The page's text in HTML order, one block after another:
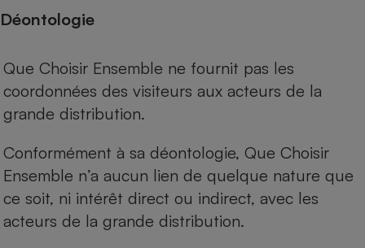
Déontologie
Que Choisir Ensemble ne fournit pas les
coordonnées des visiteurs aux acteurs de la
grande distribution.
Conformément à sa déontologie, Que Choisir
Ensemble n’a aucun lien de quelque nature que
ce soit, ni intérêt direct ou indirect, avec les
acteurs de la grande distribution.